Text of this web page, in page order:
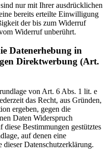
nur mit Ihrer ausdrücklichen
bereits erteilte Einwilligung
der bis zum Widerruf
Widerruf unberührt.
Datenerhebung in
Direktwerbung (Art.
von Art. 6 Abs. 1 lit. e
das Recht, aus Gründen,
ergeben, gegen die
Daten Widerspruch
Bestimmungen gestütztes
auf denen eine
dieser Datenschutzerklärung.